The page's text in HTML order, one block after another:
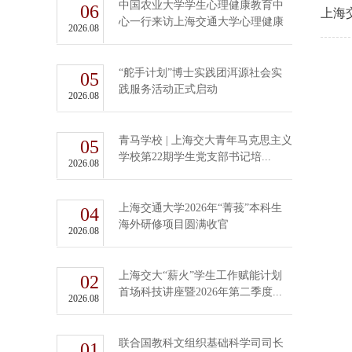
上
06
2026.08
中国农业大学学生心理健康教育中
心一行来访上海交通大学心理健康
05
2026.08
“舵手计划”博士实践团洱源社会实
践服务活动正式启动
05
2026.08
青马学校 | 上海交大青年马克思主义
学校第22期学生党支部书记培...
04
2026.08
上海交通大学2026年“菁莪”本科生
海外研修项目圆满收官
02
2026.08
上海交大“薪火”学生工作赋能计划
首场科技讲座暨2026年第二季度...
联合国教科文组织基础科学司司长